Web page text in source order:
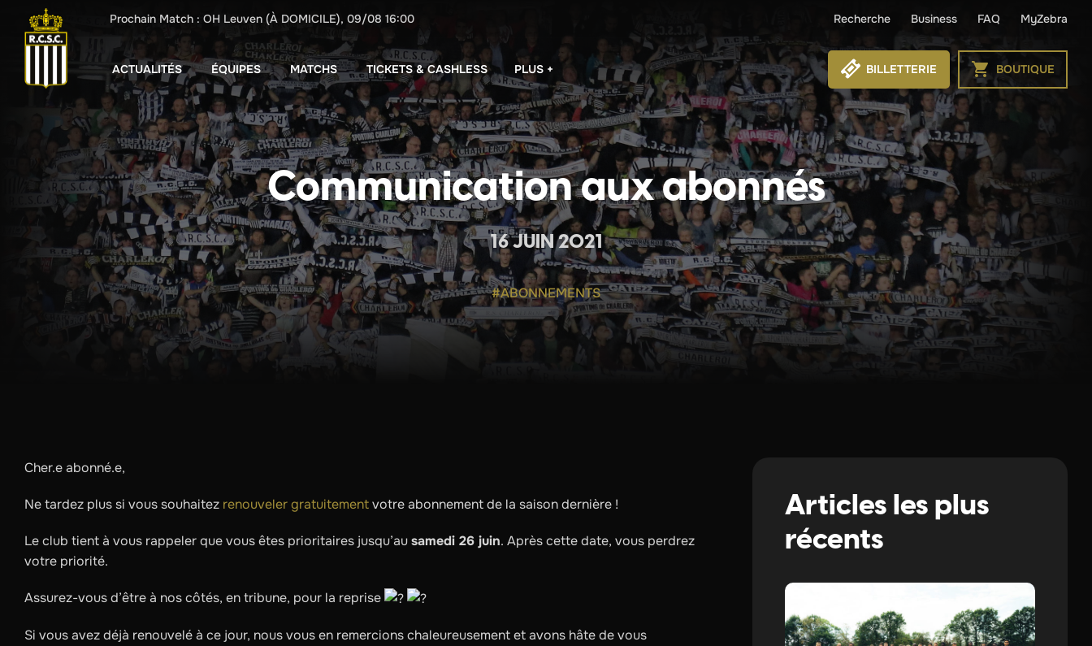
Prochain Match : OH Leuven (À DOMICILE), 09/08 16:00 Recherche Business FAQ MyZebra
ACTUALITÉS ÉQUIPES MATCHS TICKETS & CASHLESS PLUS + BILLETTERIE BOUTIQUE
Communication aux abonnés
16 JUIN 2021
#ABONNEMENTS
Cher.e abonné.e,
Ne tardez plus si vous souhaitez renouveler gratuitementvotre abonnement de la saison dernière !
Le club tient à vous rappeler que vous êtes prioritaires jusqu’ausamedi 26 juin. Après cette date, vous perdrez
votre priorité.
Assurez-vous d’être à nos côtés, en tribune, pour la reprise
Si vous avez déjà renouvelé à ce jour, nous vous en remercions chaleureusement et avons hâte de vous
Articles les plus
récents